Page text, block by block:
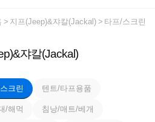
지프(Jeep)&쟈칼(Jackal) 타프/스크린
쟈칼(Jackal)
크린 텐트/타프용품
/해먹 침낭/매트/베개